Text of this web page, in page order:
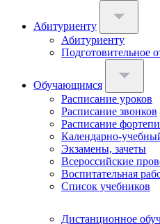
Абитуриенту
Абитуриенту
Подготовительное
Обучающимся
Расписание уроков
Расписание звонков
Расписание
Календарно-
Экзамены, зачеты
Всероссийские
Воспитательная
Список учебников
Дистанционное